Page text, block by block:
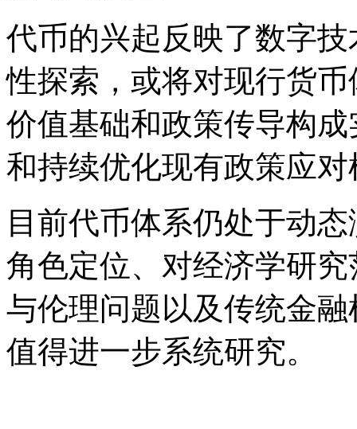
代币的兴起反映了数字
性探索，或将对现行货
价值基础和政策传导构
和持续优化现有政策应对
目前代币体系仍处于动
角色定位、对经济学研
与伦理问题以及传统金
值得进一步系统研究。